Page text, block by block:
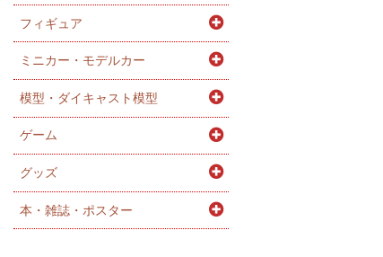
フィギュア
ミニカー・モデルカー
模型・ダイキャスト模型
ゲーム
グッズ
本・雑誌・ポスター